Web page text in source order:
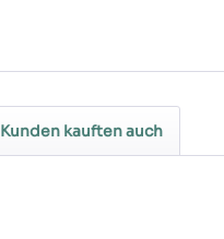
Kunden kauften auch